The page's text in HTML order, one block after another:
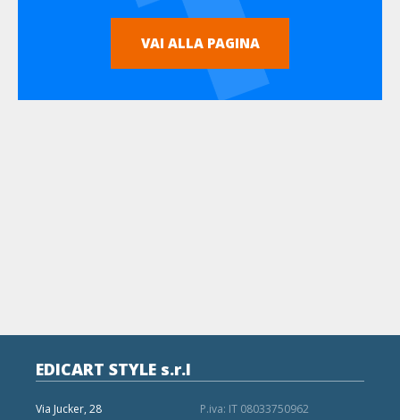
VAI ALLA PAGINA
EDICART STYLE s.r.l
Via Jucker, 28
P.iva: IT 08033750962